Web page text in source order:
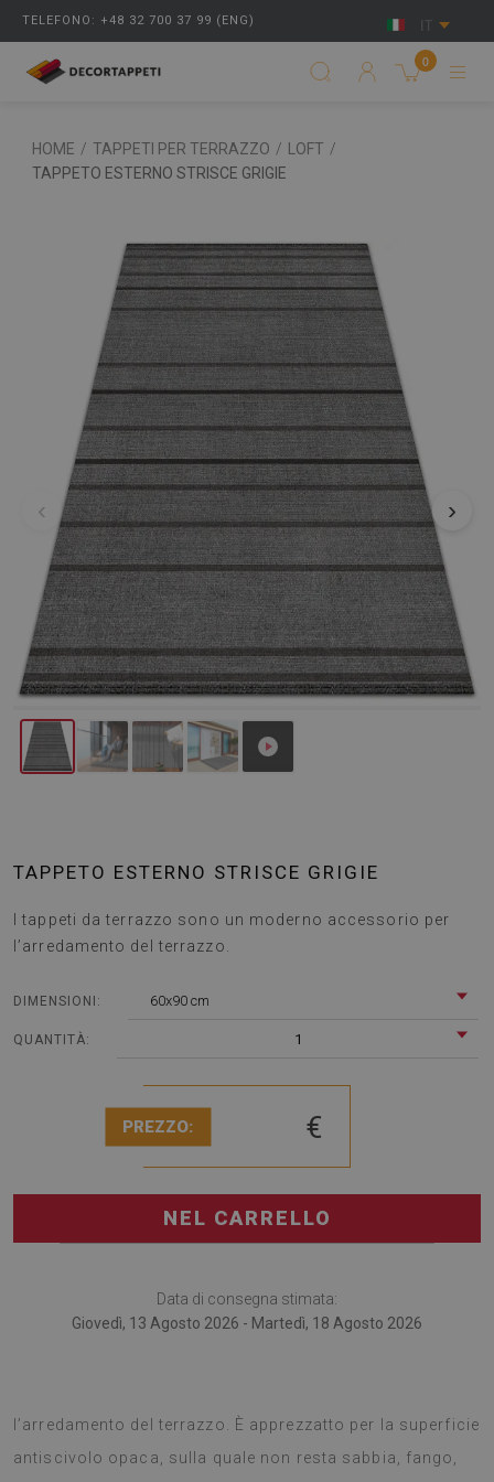
TELEFONO: +48 32 700 37 99 (ENG)
0
HOME / TAPPETI PER TERRAZZO / LOFT /
TAPPETO ESTERNO STRISCE GRIGIE
‹ ›
TAPPETO ESTERNO STRISCE GRIGIE
I tappeti da terrazzo sono un moderno accessorio per
l’arredamento del terrazzo.
DIMENSIONI: 60x90 cm
QUANTITÀ: 1
PREZZO: €
NEL CARRELLO
Data di consegna stimata:
Giovedì, 13 Agosto 2026 - Martedì, 18 Agosto 2026
l’arredamento del terrazzo. È apprezzatto per la superficie
antiscivolo opaca, sulla quale non resta sabbia, fango,